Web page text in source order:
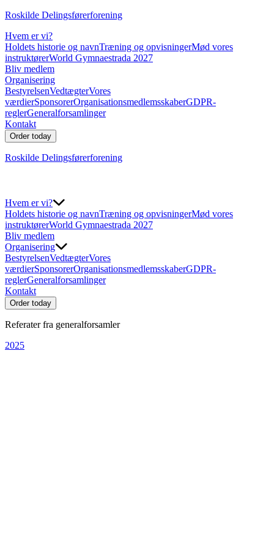
Roskilde Delingsførerforening
Hvem er vi?
Holdets historie og navnTræning og opvisningerMød vores
instruktørerWorld Gymnaestrada 2027
Bliv medlem
Organisering
BestyrelsenVedtægterVores
værdierSponsorerOrganisationsmedlemsskaberGDPR-
reglerGeneralforsamlinger
Kontakt
Order today
Roskilde Delingsførerforening
Hvem er vi?
Holdets historie og navnTræning og opvisningerMød vores
instruktørerWorld Gymnaestrada 2027
Bliv medlem
Organisering
BestyrelsenVedtægterVores
værdierSponsorerOrganisationsmedlemsskaberGDPR-
reglerGeneralforsamlinger
Kontakt
Order today
Referater fra generalforsamler
2025